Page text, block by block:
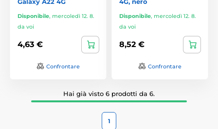
Disponibile, mercoledì 12. 8.
da voi
4,63 €
Confrontare
Disponibile, mercoledì 12. 8.
da voi
8,52 €
Confrontare
Hai già visto 6 prodotti da 6.
1